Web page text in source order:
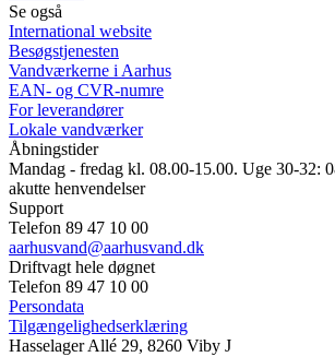
Se også
International website
Besøgstjenesten
Vandværkerne i Aarhus
EAN- og CVR-numre
For leverandører
Lokale vandværker
Åbningstider
Mandag - fredag kl. 08.00-15.00. Uge 30-32:
akutte henvendelser
Support
Telefon 89 47 10 00
aarhusvand@aarhusvand.dk
Driftvagt hele døgnet
Telefon 89 47 10 00
Persondata
Tilgængelighedserklæring
Hasselager Allé 29, 8260 Viby J